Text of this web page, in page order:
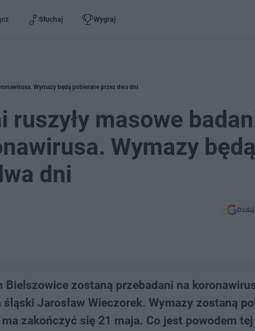
Słuchaj Wygraj
Wymazy będą pobierane przez dwa dni
ruszyły masowe
Wymazy będą
dni
Bielszowice zostaną przebadani na
Jarosław Wieczorek. Wymazy zostaną
zakończyć się 21 maja. Co jest powodem tej